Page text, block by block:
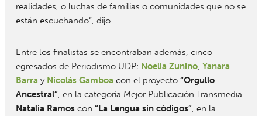
realidades, o luchas de familias o comunidades que no se
están escuchando”, dijo.
Entre los finalistas se encontraban además, cinco
egresados de Periodismo UDP: Noelia Zunino, Yanara
Barra y Nicolás Gamboa con el proyecto “Orgullo
Ancestral”, en la categoría Mejor Publicación Transmedia.
Natalia Ramoscon “La Lengua sin códigos”, en la